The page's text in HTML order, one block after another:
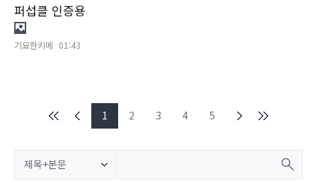
퍼섭클 인증용
기묘한키메 01:43
1 2 3 4 5
제목+본문